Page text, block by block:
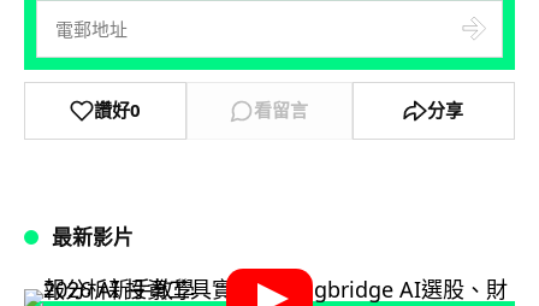
讚好0 看留言 分享
最新影片